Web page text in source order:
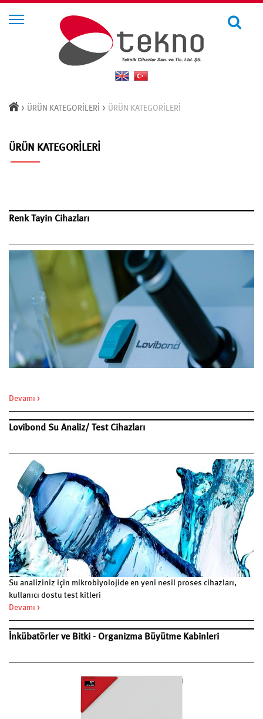
> ÜRÜN KATEGORİLERİ > ÜRÜN KATEGORİLERİ
ÜRÜN KATEGORİLERİ
Renk Tayin Cihazları
Devamı >
Lovibond Su Analiz/ Test Cihazları
Su analiziniz için mikrobiyolojide en yeni nesil proses cihazları,
kullanıcı dostu test kitleri
Devamı >
İnkübatörler ve Bitki - Organizma Büyütme Kabinleri